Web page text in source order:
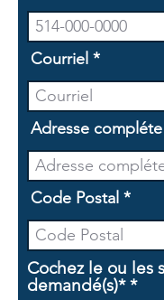
Courriel
Adresse compléte
Code Postal
Cochez le ou les
demandé(s)* *O